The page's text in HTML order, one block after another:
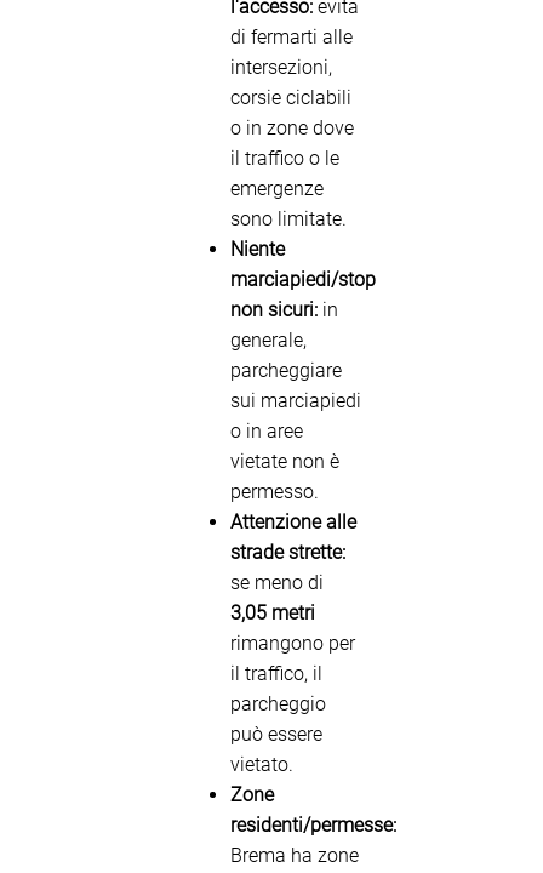
l'accesso: evita
di fermarti alle
intersezioni,
corsie ciclabili
o in zone dove
il traffico o le
emergenze
sono limitate.
Niente
marciapiedi/stop
non sicuri: in
generale,
parcheggiare
sui marciapiedi
o in aree
vietate non è
permesso.
Attenzione alle
strade strette:
se meno di
3,05 metri
rimangono per
il traffico, il
parcheggio
può essere
vietato.
Zone
residenti/permesse:
Brema ha zone